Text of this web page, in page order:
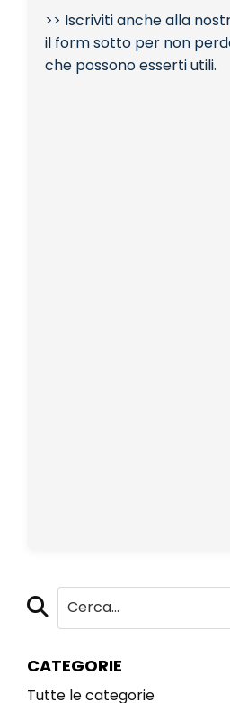
>> Iscriviti anche alla
il form sotto per non
che possono esserti utili.
CATEGORIE
Tutte le categorie